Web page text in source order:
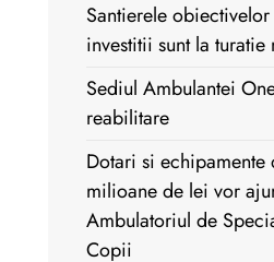
Santierele
investitii sunt la turatie
Sediul Ambulantei
reabilitare
Dotari si
milioane de lei vor
Ambulatoriul de
Copii